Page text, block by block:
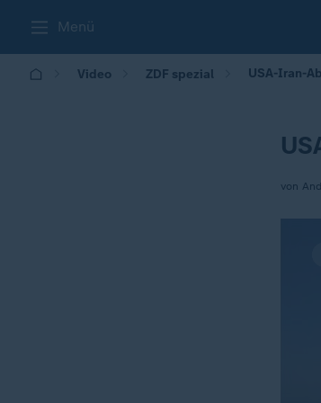
Menü
Video ZDF spezial USA-Iran-
von